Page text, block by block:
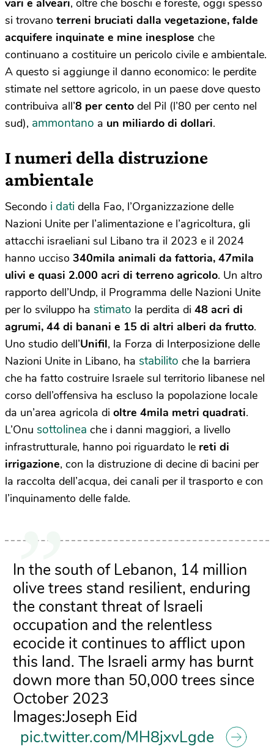
vari e alveari, oltre che boschi e foreste, oggi spesso
si trovano terreni bruciati dalla vegetazione, falde
acquifere inquinate e mine inesplose che
continuano a costituire un pericolo civile e ambientale.
A questo si aggiunge il danno economico: le perdite
stimate nel settore agricolo, in un paese dove questo
contribuiva all’8 per cento del Pil (l’80 per cento nel
sud), ammontano a un miliardo di dollari.
I numeri della distruzione
ambientale
Secondo i dati della Fao, l’Organizzazione delle
Nazioni Unite per l’alimentazione e l’agricoltura, gli
attacchi israeliani sul Libano tra il 2023 e il 2024
hanno ucciso 340mila animali da fattoria, 47mila
ulivi e quasi 2.000 acri di terreno agricolo. Un altro
rapporto dell’Undp, il Programma delle Nazioni Unite
per lo sviluppo ha stimato la perdita di 48 acri di
agrumi, 44 di banani e 15 di altri alberi da frutto.
Uno studio dell’Unifil, la Forza di Interposizione delle
Nazioni Unite in Libano, ha stabilito che la barriera
che ha fatto costruire Israele sul territorio libanese nel
corso dell’offensiva ha escluso la popolazione locale
da un’area agricola di oltre 4mila metri quadrati.
L’Onu sottolinea che i danni maggiori, a livello
infrastrutturale, hanno poi riguardato le reti di
irrigazione, con la distruzione di decine di bacini per
la raccolta dell’acqua, dei canali per il trasporto e con
l’inquinamento delle falde.
In the south of Lebanon, 14 million
olive trees stand resilient, enduring
the constant threat of Israeli
occupation and the relentless
ecocide it continues to afflict upon
this land. The Israeli army has burnt
down more than 50,000 trees since
October 2023
Images:Joseph Eid
pic.twitter.com/MH8jxvLgde